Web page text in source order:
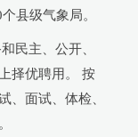
县级气象局。
民主、公开、
择优聘用。 按
、面试、体检、